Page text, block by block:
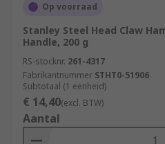
Op voorraad
Stanley Steel Head Claw
Handle, 200 g
RS-stocknr. 261-4317
Fabrikantnummer STHT0-51906
Subtotaal (1 eenheid)
€ 14,40(excl. BTW)
Aantal